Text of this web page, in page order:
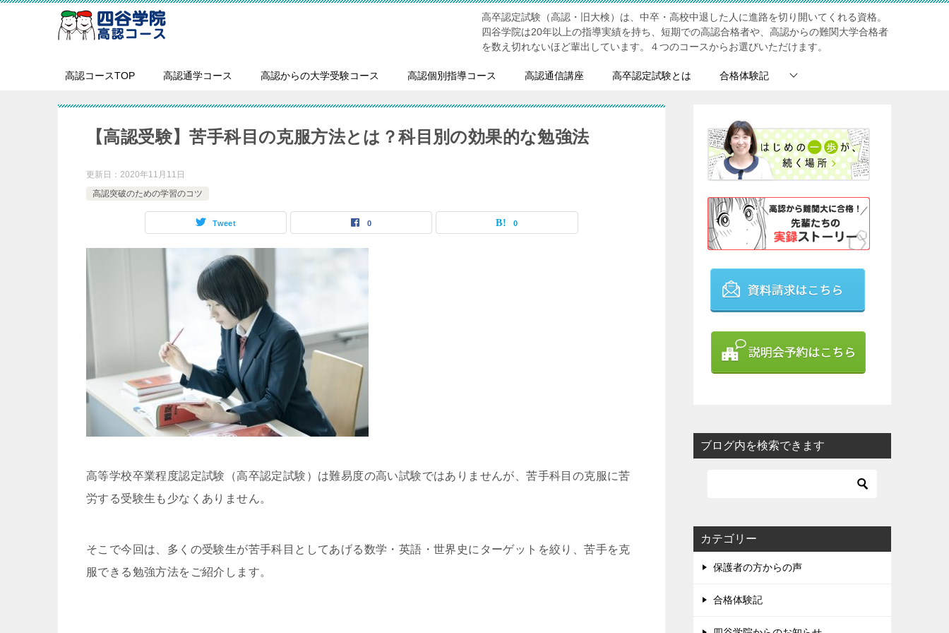
高卒認定試験（高認・旧大検）は、中卒・高校中退した人に進路を切り開いてくれる資格。
四谷学院は20年以上の指導実績を持ち、短期での高認合格者や、高認からの難関大学合格者
を数え切れないほど輩出しています。４つのコースからお選びいただけます。
高認コースTOP 高認通学コース 高認からの大学受験コース 高認個別指導コース 高認通信講座 高卒認定試験とは 合格体験記
【高認受験】苦手科目の克服方法とは？科目別の効果的な勉強法
更新日： 2020年11月11日
高認突破のための学習のコツ
Tweet 0 0
高等学校卒業程度認定試験（高卒認定試験）は難易度の高い試験ではありませんが、苦手科目の克服に苦
労する受験生も少なくありません。
そこで今回は、多くの受験生が苦手科目としてあげる数学・英語・世界史にターゲットを絞り、苦手を克
服できる勉強方法をご紹介します。
ブログ内を検索できます
カテゴリー
保護者の方からの声
合格体験記